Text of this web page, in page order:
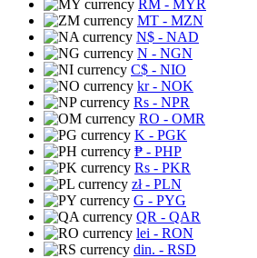
RM - MYR
MT - MZN
N$ - NAD
N - NGN
C$ - NIO
kr- NOK
Rs - NPR
RO - OMR
K - PGK
₱ - PHP
Rs - PKR
zł- PLN
G - PYG
QR - QAR
lei - RON
din. - RSD